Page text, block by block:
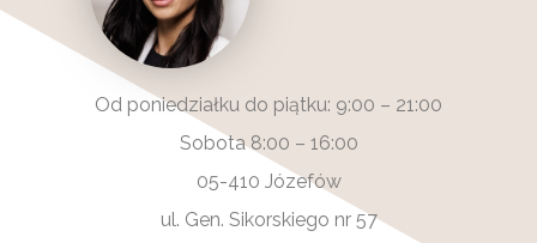
Od poniedziałku do piątku: 9:00 – 21:00
Sobota 8:00 – 16:00
05-410 Józefów
ul. Gen. Sikorskiego nr 57